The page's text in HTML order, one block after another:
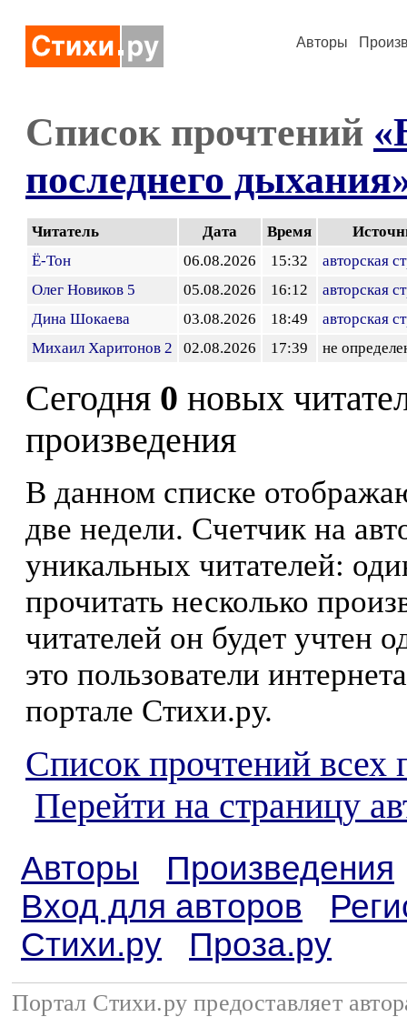
Авторы
Список прочтений
последнего
Читатель Дата Время
Ё-Тон
06.08.2026 15:32
авторская
Олег Новиков 5
05.08.2026 16:12
авторская
Дина Шокаева
03.08.2026 18:49
авторская
Михаил Харитонов 2
02.08.2026 17:39 не
Сегодня 0 новых
произведения
В данном списке
две недели. Счетчик на
уникальных читателей:
прочитать несколько
читателей он будет учтен
это пользователи
портале Стихи.ру.
Список прочтений всех
Перейти на страницу
Авторы
Произведения
Вход для авторов
Стихи.ру
Проза.ру
Портал Стихи.ру предоставляет